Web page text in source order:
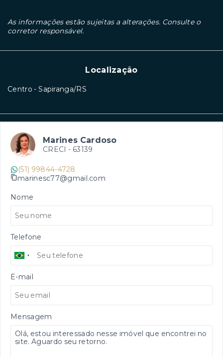
As informações estão sujeitas a alterações. Consulte o
corretor responsável.
Localização
Centro - Sapiranga/RS
Marines Cardoso
CRECI - 63139
(51) 99844-4728
marinesc77@gmail.com
Nome
Telefone
E-mail
Mensagem